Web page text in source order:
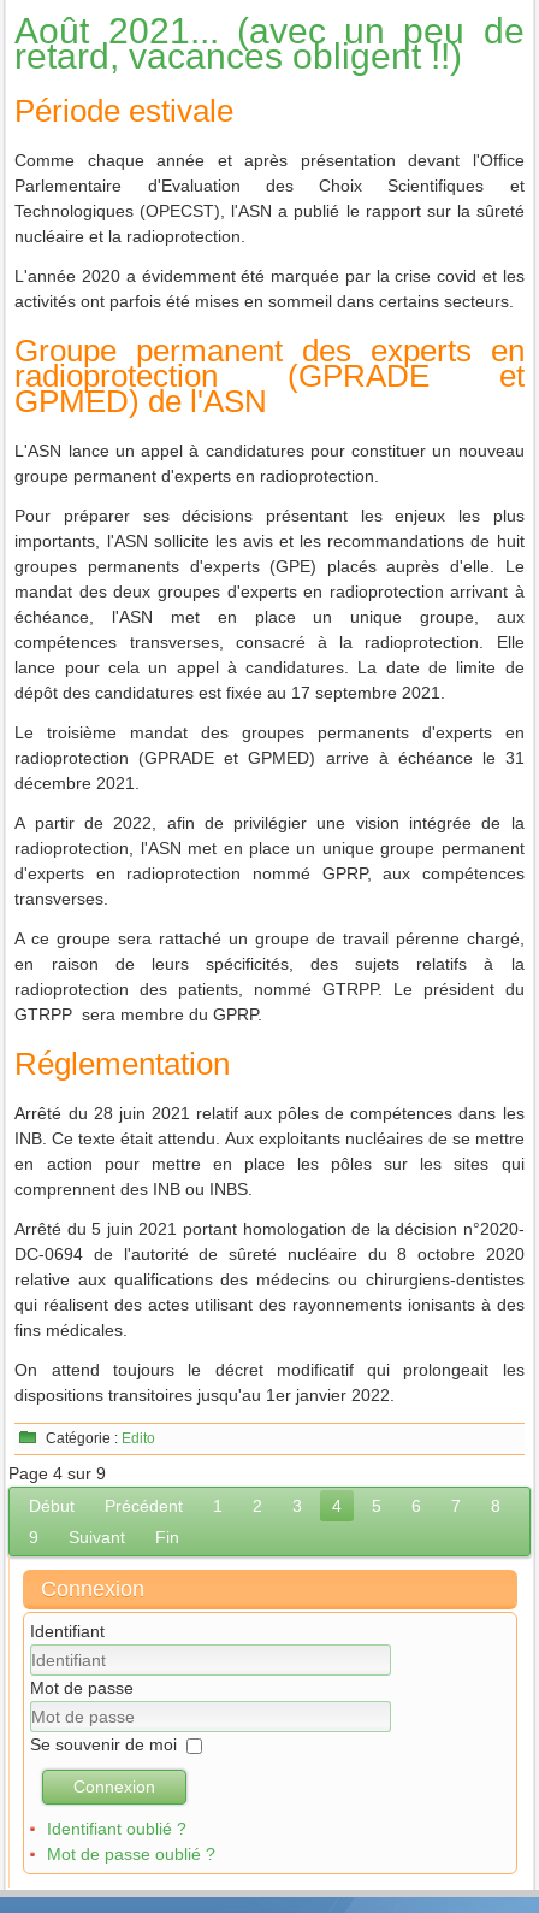
Août 2021... (avec un peu de
retard, vacances obligent !!)
Période estivale
Comme chaque année et après présentation devant l'Office
Parlementaire d'Evaluation des Choix Scientifiques et
Technologiques (OPECST), l'ASN a publié le rapport sur la sûreté
nucléaire et la radioprotection.
L'année 2020 a évidemment été marquée par la crise covid et les
activités ont parfois été mises en sommeil dans certains secteurs.
Groupe permanent des experts en
radioprotection (GPRADE et
GPMED) de l'ASN
L'ASN lance un appel à candidatures pour constituer un nouveau
groupe permanent d'experts en radioprotection.
Pour préparer ses décisions présentant les enjeux les plus
importants, l'ASN sollicite les avis et les recommandations de huit
groupes permanents d'experts (GPE) placés auprès d'elle. Le
mandat des deux groupes d'experts en radioprotection arrivant à
échéance, l'ASN met en place un unique groupe, aux
compétences transverses, consacré à la radioprotection. Elle
lance pour cela un appel à candidatures. La date de limite de
dépôt des candidatures est fixée au 17 septembre 2021.
Le troisième mandat des groupes permanents d'experts en
radioprotection (GPRADE et GPMED) arrive à échéance le 31
décembre 2021.
A partir de 2022, afin de privilégier une vision intégrée de la
radioprotection, l'ASN met en place un unique groupe permanent
d'experts en radioprotection nommé GPRP, aux compétences
transverses.
A ce groupe sera rattaché un groupe de travail pérenne chargé,
en raison de leurs spécificités, des sujets relatifs à la
radioprotection des patients, nommé GTRPP. Le président du
GTRPP sera membre du GPRP.
Réglementation
Arrêté du 28 juin 2021 relatif aux pôles de compétences dans les
INB. Ce texte était attendu. Aux exploitants nucléaires de se mettre
en action pour mettre en place les pôles sur les sites qui
comprennent des INB ou INBS.
Arrêté du 5 juin 2021 portant homologation de la décision n°2020-
DC-0694 de l'autorité de sûreté nucléaire du 8 octobre 2020
relative aux qualifications des médecins ou chirurgiens-dentistes
qui réalisent des actes utilisant des rayonnements ionisants à des
fins médicales.
On attend toujours le décret modificatif qui prolongeait les
dispositions transitoires jusqu'au 1er janvier 2022.
Catégorie : Edito
Page 4 sur 9
Début
Précédent 1 2 3 4 5 6 7
8
9
Suivant Fin
Connexion
Identifiant
Mot de passe
Se souvenir de moi
Connexion
Identifiant oublié ?
Mot de passe oublié ?